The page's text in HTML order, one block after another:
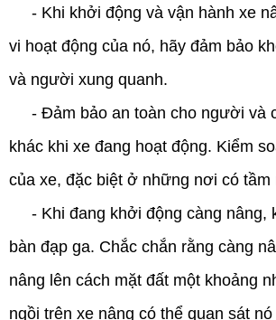
- Khi khởi động và vận hành xe
vi hoạt động của nó, hãy đảm bảo
và người xung quanh.
- Đảm bảo an toàn cho người và
khác khi xe đang hoạt động. Kiểm
của xe, đặc biệt ở những nơi có tầm
- Khi đang khởi động càng nâng,
bàn đạp ga. Chắc chắn rằng càng
nâng lên cách mặt đất một khoảng
ngồi trên xe nâng có thể quan sát